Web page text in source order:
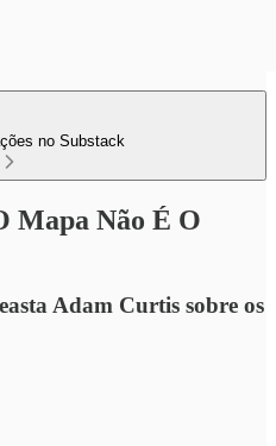
no Substack
Mapa Não É O
Adam Curtis sobre os